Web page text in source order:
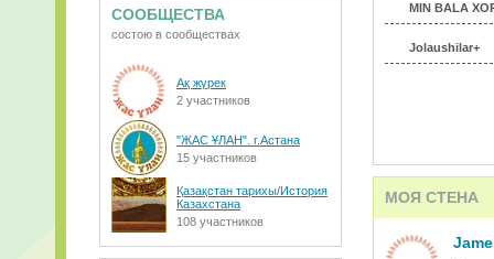
СООБЩЕСТВА
состою в сообществах
Ақ жүрек
2 участников
"ЖАС ҰЛАН". г.Астана
15 участников
Қазақстан тарихы/История
Казахстана
108 участников
MIN BALA
Jolaushilar+
МОЯ СТЕНА